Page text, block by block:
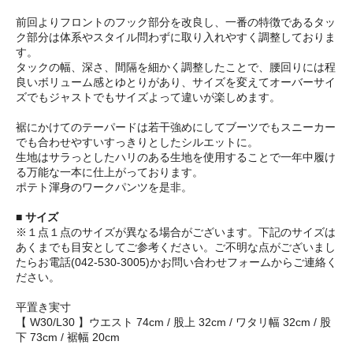
前回よりフロントのフック部分を改良し、一番の特徴であるタッ
ク部分は体系やスタイル問わずに取り入れやすく調整しておりま
す。
タックの幅、深さ、間隔を細かく調整したことで、腰回りには程
良いボリューム感とゆとりがあり、サイズを変えてオーバーサイ
ズでもジャストでもサイズよって違いが楽しめます。
裾にかけてのテーパードは若干強めにしてブーツでもスニーカー
でも合わせやすいすっきりとしたシルエットに。
生地はサラっとしたハリのある生地を使用することで一年中履け
る万能な一本に仕上がっております。
ポテト渾身のワークパンツを是非。
■ サイズ
※１点１点のサイズが異なる場合がございます。下記のサイズは
あくまでも目安としてご参考ください。ご不明な点がございまし
たらお電話(042-530-3005)かお問い合わせフォームからご連絡く
ださい。
平置き実寸
【 W30/L30 】ウエスト 74cm / 股上 32cm / ワタリ幅 32cm / 股
下 73cm / 裾幅 20cm